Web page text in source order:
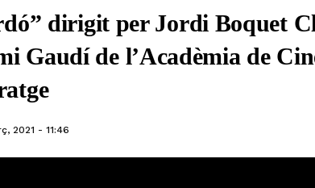
dirigit per Jordi Boquet
Gaudí de l’Acadèmia de
2021 - 11:46